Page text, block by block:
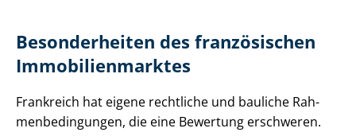
Besonderheiten des französischen
Im­mo­bi­li­en­mark­tes
Frankreich hat eigene rechtliche und bauliche Rah­
men­be­din­gun­gen, die eine Bewertung erschweren.